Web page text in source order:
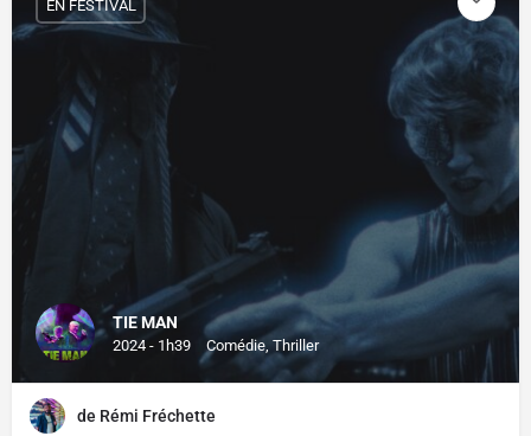
TIE MAN
2024 - 1h39 Comédie, Thriller
EN FESTIVAL
de Rémi Fréchette